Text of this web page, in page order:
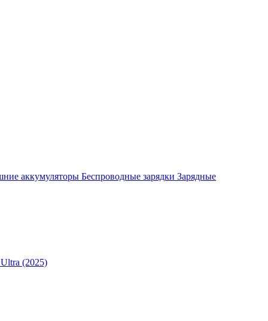
аккумуляторы Беспроводные зарядки Зарядные
(2025)